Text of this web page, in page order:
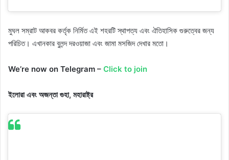
মুঘল সম্রাট আকবর কর্তৃক নির্মিত এই শহরটি স্থাপত্য এবং ঐতিহাসিক গুরুত্বের জন্য
পরিচিত। এখানকার বুলন্দ দরওয়াজা এবং জামা মসজিদ দেখার মতো।
We’re now on Telegram – Click to join
ইলোরা এবং অজন্তা গুহা, মহারাষ্ট্র